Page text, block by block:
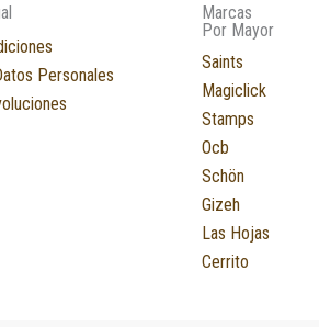
Personales
Marcas
Por Mayor
Saints
Magiclick
Stamps
Ocb
Schön
Gizeh
Las Hojas
Cerrito